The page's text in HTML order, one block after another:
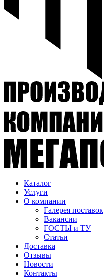
Каталог
Услуги
О компании
Галерея поставок
Вакансии
ГОСТЫ и ТУ
Статьи
Доставка
Отзывы
Новости
Контакты